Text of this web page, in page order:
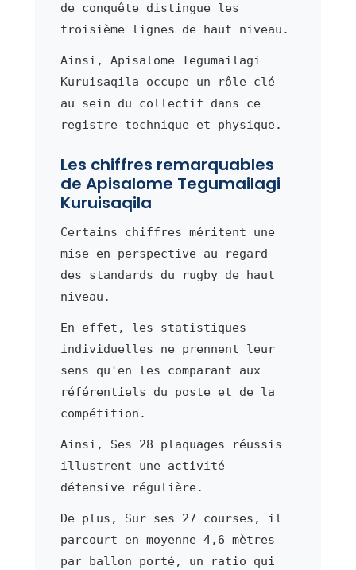
de conquête distingue les
troisième lignes de haut niveau.
Ainsi, Apisalome Tegumailagi
Kuruisaqila occupe un rôle clé
au sein du collectif dans ce
registre technique et physique.
Les chiffres remarquables
de Apisalome Tegumailagi
Kuruisaqila
Certains chiffres méritent une
mise en perspective au regard
des standards du rugby de haut
niveau.
En effet, les statistiques
individuelles ne prennent leur
sens qu'en les comparant aux
référentiels du poste et de la
compétition.
Ainsi, Ses 28 plaquages réussis
illustrent une activité
défensive régulière.
De plus, Sur ses 27 courses, il
parcourt en moyenne 4,6 mètres
par ballon porté, un ratio qui